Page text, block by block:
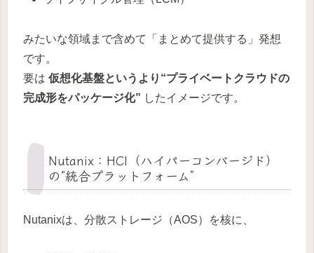
みたいな領域まで含めて「まとめて提供する」発想
です。
要は 仮想化基盤というより“プライベートクラウドの
完成形をパッケージ化” したイメージです。
Nutanix：HCI（ハイパーコンバージド）
の“統合プラットフォーム”
Nutanixは、分散ストレージ（AOS）を核に、